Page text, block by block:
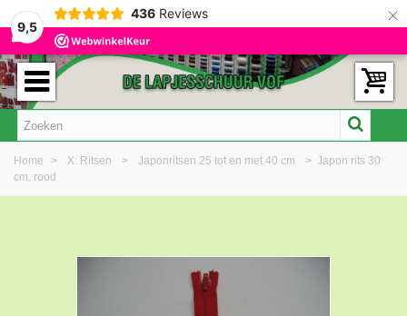
9,5
436 Reviews ×
Home > X: Ritsen > Japonritsen 25 tot en met 40 cm > Japon rits 30
cm. rood